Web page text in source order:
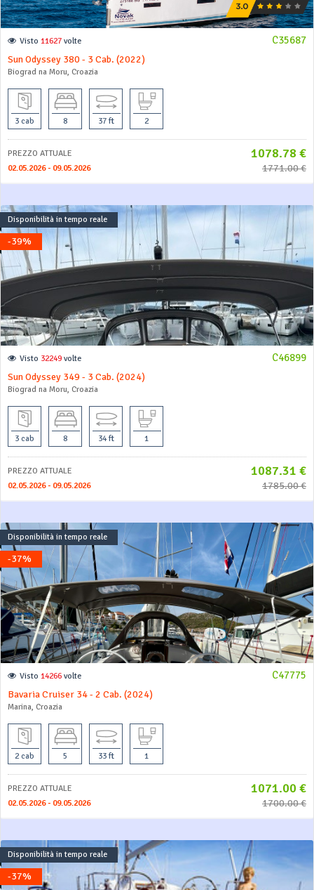
C35687
Visto 11627 volte
Sun Odyssey 380 - 3 Cab. (2022)
Biograd na Moru, Croazia
3 cab 8 37 ft 2
PREZZO ATTUALE 1078.78 €
02.05.2026 - 09.05.2026 1771.00 €
-39%
Disponibilità in tempo reale
C46899
Visto 32249 volte
Sun Odyssey 349 - 3 Cab. (2024)
Biograd na Moru, Croazia
3 cab 8 34 ft 1
PREZZO ATTUALE 1087.31 €
02.05.2026 - 09.05.2026 1785.00 €
-37%
Disponibilità in tempo reale
C47775
Visto 14266 volte
Bavaria Cruiser 34 - 2 Cab. (2024)
Marina, Croazia
2 cab 5 33 ft 1
PREZZO ATTUALE 1071.00 €
02.05.2026 - 09.05.2026 1700.00 €
-37%
Disponibilità in tempo reale